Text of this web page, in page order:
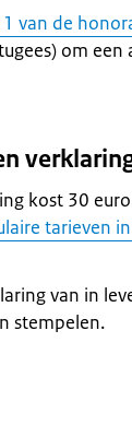
van de
om een
kost 30
tarieven
van in
stempelen.